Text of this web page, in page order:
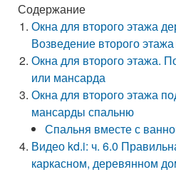
Содержание
Окна для второго этажа
Возведение второго
Окна для второго этажа.
или мансарда
Окна для второго этажа
мансарды спальню
Спальня вместе с
Видео kd.i: ч. 6.0
каркасном, деревянном